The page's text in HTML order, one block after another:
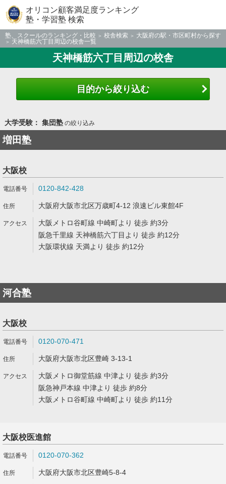
オリコン顧客満足度ランキング
塾・学習塾 検索
塾、スクールのランキング・比較 校舎検索
大阪府の駅・市区町村から探す
天神橋筋六丁目周辺の校舎一覧
天神橋筋六丁目周辺の校舎
目的から絞り込む
大学受験： 集団塾の絞り込み
増田塾
大阪校
0120-842-428
大阪府大阪市北区万歳町4-12 浪速ビル東館4F
大阪メトロ谷町線 中崎町より 徒歩 約3分
阪急千里線 天神橋筋六丁目より 徒歩 約12分
大阪環状線 天満より 徒歩 約12分
河合塾
大阪校
0120-070-471
大阪府大阪市北区豊崎 3-13-1
大阪メトロ御堂筋線 中津より 徒歩 約3分
阪急神戸本線 中津より 徒歩 約8分
大阪メトロ谷町線 中崎町より 徒歩 約11分
大阪校医進館
0120-070-362
大阪府大阪市北区豊崎5-8-4